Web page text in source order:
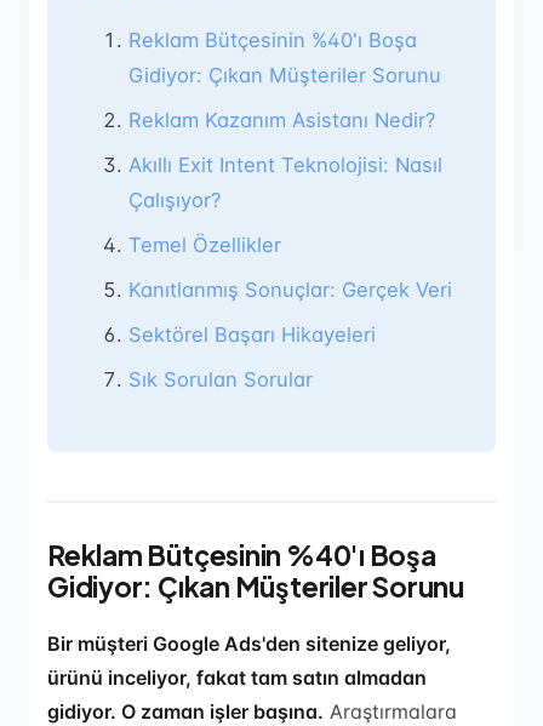
Reklam Bütçesinin %40'ı Boşa
Gidiyor: Çıkan Müşteriler Sorunu
Reklam Kazanım Asistanı Nedir?
Akıllı Exit Intent Teknolojisi: Nasıl
Çalışıyor?
Temel Özellikler
Kanıtlanmış Sonuçlar: Gerçek Veri
Sektörel Başarı Hikayeleri
Sık Sorulan Sorular
Reklam Bütçesinin %40'ı Boşa
Gidiyor: Çıkan Müşteriler Sorunu
Bir müşteri Google Ads'den sitenize geliyor,
ürünü inceliyor, fakat tam satın almadan
gidiyor. O zaman işler başına. Araştırmalara